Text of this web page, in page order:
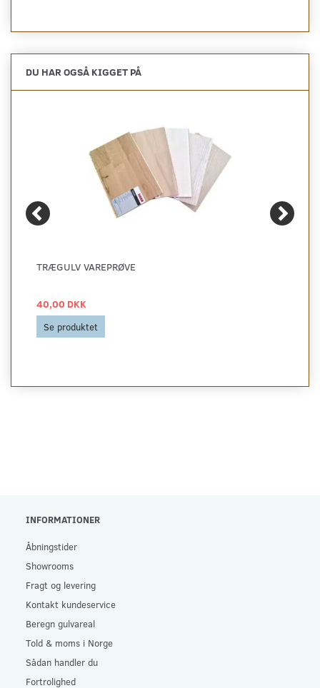
DU HAR OGSÅ KIGGET PÅ
TRÆGULV VAREPRØVE
40,00 DKK
Se produktet
INFORMATIONER
Åbningstider
Showrooms
Fragt og levering
Kontakt kundeservice
Beregn gulvareal
Told & moms i Norge
Sådan handler du
Fortrolighed